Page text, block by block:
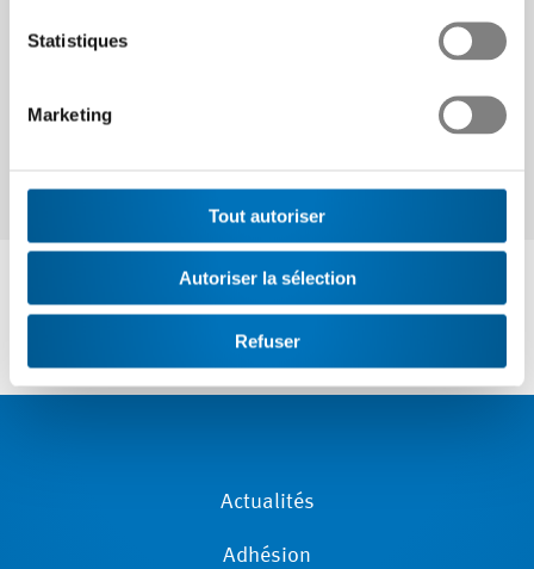
Statistiques
Marketing
Tout autoriser
Autoriser la sélection
Refuser
Actualités
Adhésion